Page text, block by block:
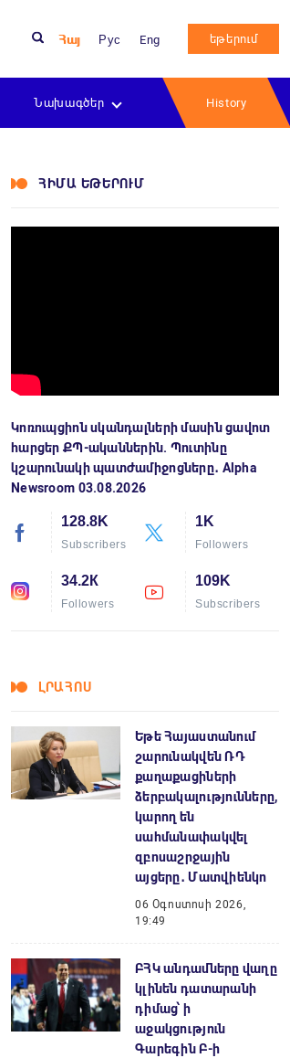
Հայ Рус Eng եթերում
Նախագծեր History
ՀԻՄԱ ԵԹԵՐՈՒՄ
Կոռուպցիոն սկանդալների մասին ցավոտ
հարցեր ՔՊ-ականներին. Պուտինը
կշարունակի պատժամիջոցները․ Alpha
Newsroom 03.08.2026
128.8K
Subscribers
1K
Followers
34.2К
Followers
109K
Subscribers
ԼՐԱՀՈՍ
Եթե Հայաստանում
շարունակվեն ՌԴ
քաղաքացիների
ձերբակալությունները,
կարող են
սահմանափակվել
զբոսաշրջային
այցերը․ Մատվիենկո
06 Օգոստոսի 2026,
19:49
ԲՀԿ անդամները վաղը
կլինեն դատարանի
դիմաց՝ ի
աջակցություն
Գարեգին Բ-ի